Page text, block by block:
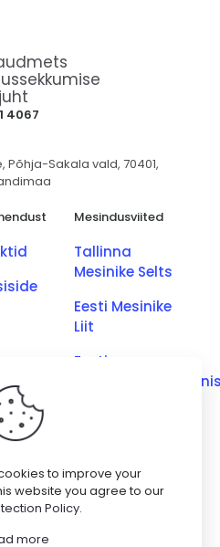
4067
Põhja-Sakala vald, 70401,
Mesindusviited
Tallinna
Mesinike Selts
Eesti Mesinike
Liit
Eesti
Saaremaa
Meetootjate
Ühing
to improve your
website you agree to our
Policy.
more